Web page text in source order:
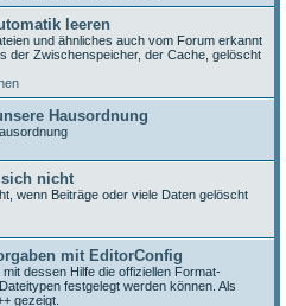
leeren
und ähnliches auch vom Forum erkannt
der Zwischenspeicher, der Cache, gelöscht
Hausordnung
sich nicht
wenn Beiträge oder viele Daten gelöscht
mit EditorConfig
dessen Hilfe die offiziellen Format-
festgelegt werden können. Als
gezeigt.